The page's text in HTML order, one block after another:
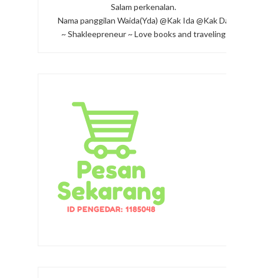
Salam perkenalan.
Nama panggilan Waida(Yda) @Kak Ida @Kak Da
~ Shakleepreneur ~ Love books and traveling